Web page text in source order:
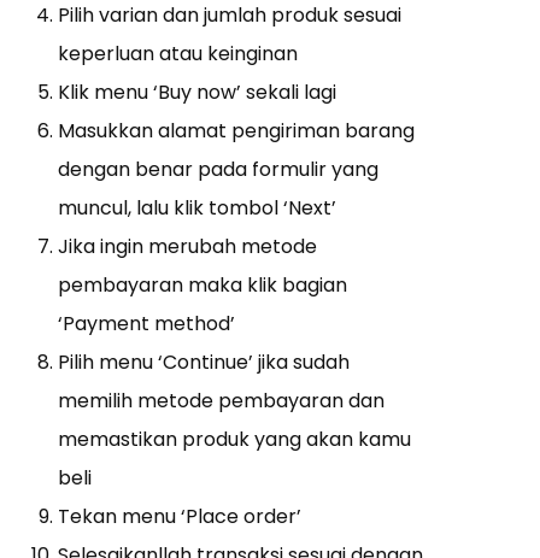
Pilih varian dan jumlah produk sesuai
keperluan atau keinginan
Klik menu ‘Buy now’ sekali lagi
Masukkan alamat pengiriman barang
dengan benar pada formulir yang
muncul, lalu klik tombol ‘Next’
Jika ingin merubah metode
pembayaran maka klik bagian
‘Payment method’
Pilih menu ‘Continue’ jika sudah
memilih metode pembayaran dan
memastikan produk yang akan kamu
beli
Tekan menu ‘Place order’